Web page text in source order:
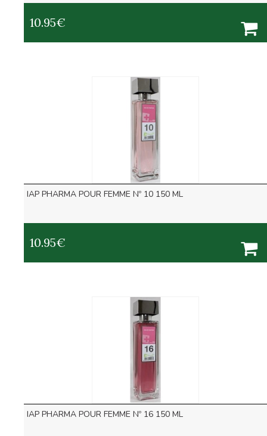
10.95€
IAP PHARMA POUR FEMME Nº 10 150 ML
10.95€
IAP PHARMA POUR FEMME Nº 16 150 ML